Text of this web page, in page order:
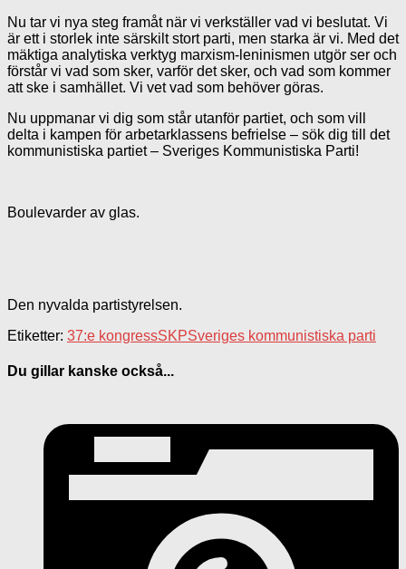
Nu tar vi nya steg framåt när vi verkställer vad vi beslutat. Vi
är ett i storlek inte särskilt stort parti, men starka är vi. Med det
mäktiga analytiska verktyg marxism-leninismen utgör ser och
förstår vi vad som sker, varför det sker, och vad som kommer
att ske i samhället. Vi vet vad som behöver göras.
Nu uppmanar vi dig som står utanför partiet, och som vill
delta i kampen för arbetarklassens befrielse – sök dig till det
kommunistiska partiet – Sveriges Kommunistiska Parti!
Boulevarder av glas.
Den nyvalda partistyrelsen.
Etiketter: 37:e kongressSKPSveriges kommunistiska parti
Du gillar kanske också...